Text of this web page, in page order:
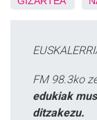
FM 98.3ko
edukiak
ditzakezu.